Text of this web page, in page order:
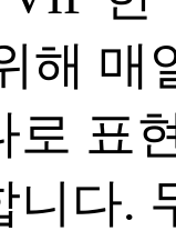
해 매
로 표
니다.